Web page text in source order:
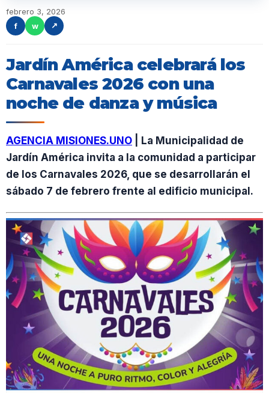
febrero 3, 2026
f
w ↗
Jardín América celebrará los
Carnavales 2026 con una
noche de danza y música
AGENCIA MISIONES.UNO | La Municipalidad de
Jardín América invita a la comunidad a participar
de los Carnavales 2026, que se desarrollarán el
sábado 7 de febrero frente al edificio municipal.